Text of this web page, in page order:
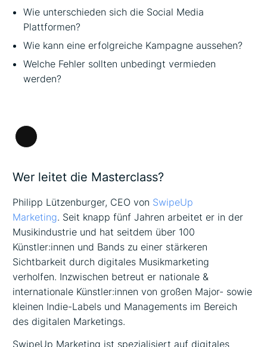
Wie unterschieden sich die Social Media
Plattformen?
Wie kann eine erfolgreiche Kampagne aussehen?
Welche Fehler sollten unbedingt vermieden
werden?
Lange
Wer leitet die Masterclass?
Philipp Lützenburger, CEO von SwipeUp
Marketing. Seit knapp fünf Jahren arbeitet er in der
Musikindustrie und hat seitdem über 100
Künstler:innen und Bands zu einer stärkeren
Sichtbarkeit durch digitales Musikmarketing
verholfen. Inzwischen betreut er nationale &
internationale Künstler:innen von großen Major- sowie
kleinen Indie-Labels und Managements im Bereich
des digitalen Marketings.
SwipeUp Marketing ist spezialisiert auf digitales